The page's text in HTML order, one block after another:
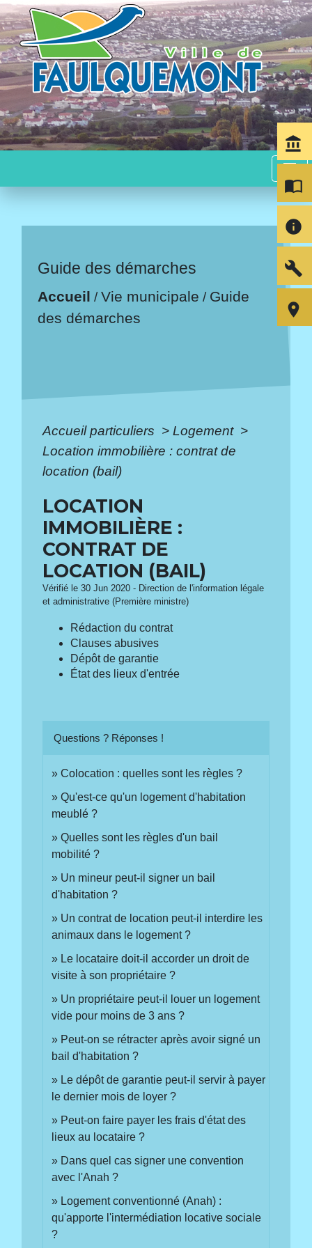
menu
Guide des démarches
Accueil /Vie municipale / Guide
des démarches
Accueil particuliers > Logement >
Location immobilière : contrat de
location (bail)
LOCATION
IMMOBILIÈRE :
CONTRAT DE
LOCATION (BAIL)
Vérifié le 30 Jun 2020 - Direction de l'information légale
et administrative (Première ministre)
Rédaction du contrat
Clauses abusives
Dépôt de garantie
État des lieux d'entrée
Questions ? Réponses !
Colocation : quelles sont les règles ?
Qu'est-ce qu'un logement d'habitation
meublé ?
Quelles sont les règles d'un bail
mobilité ?
Un mineur peut-il signer un bail
d'habitation ?
Un contrat de location peut-il interdire les
animaux dans le logement ?
Le locataire doit-il accorder un droit de
visite à son propriétaire ?
Un propriétaire peut-il louer un logement
vide pour moins de 3 ans ?
Peut-on se rétracter après avoir signé un
bail d'habitation ?
Le dépôt de garantie peut-il servir à payer
le dernier mois de loyer ?
Peut-on faire payer les frais d'état des
lieux au locataire ?
Dans quel cas signer une convention
avec l'Anah ?
Logement conventionné (Anah) :
qu'apporte l'intermédiation locative sociale
?
account_balance
import_contacts
info
build
room